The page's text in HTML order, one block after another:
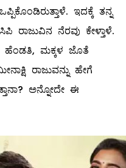
ಇದಕ್ಕೆ ತನ್ನ
ನೆರವು ಕೇಳ್ತಾಳೆ.
ಹೆಂಡತಿ, ಮಕ್ಕಳ ಜೊತೆ
ರಾಜುವನ್ನು ಹೇಗೆ
ಅನ್ನೋದೇ ಈ